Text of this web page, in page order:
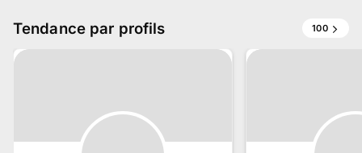
Tendance par profils 100